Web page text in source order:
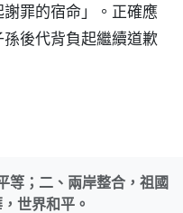
罪的宿命」。正確應
後代背負起繼續道歉
等；二、兩岸整合，祖國
世界和平。